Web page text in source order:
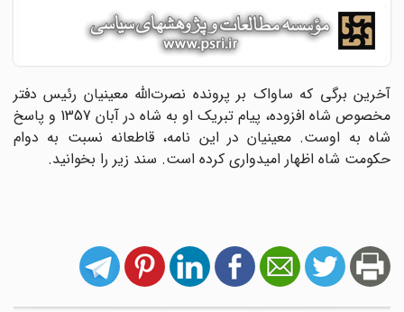
آخرین برگی که ساواک بر پرونده نصرت‌الله معینیان رئیس دفتر
مخصوص شاه افزوده، پیام تبریک او به شاه در آبان 1357 و پاسخ
شاه به اوست. معینیان در این نامه، قاطعانه نسبت به دوام
حکومت شاه اظهار امیدواری کرده است. سند زیر را بخوانید.